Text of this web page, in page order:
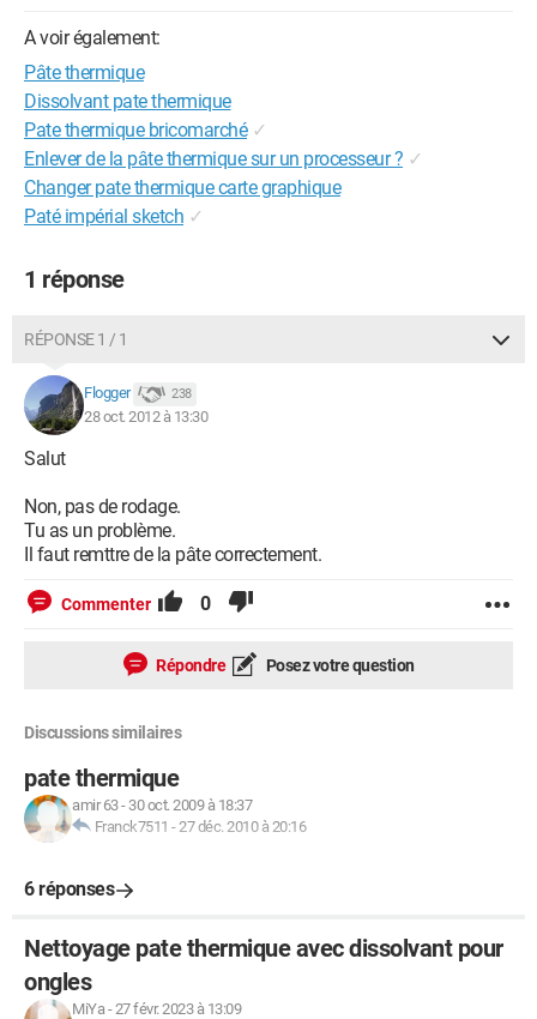
A voir également:
Pâte thermique
Dissolvant pate thermique
Pate thermique bricomarché ✓
Enlever de la pâte thermique sur un processeur ? ✓
Changer pate thermique carte graphique
Paté impérial sketch ✓
1 réponse
RÉPONSE 1 / 1
Flogger 238
28 oct. 2012 à 13:30
Salut
Non, pas de rodage.
Tu as un problème.
Il faut remttre de la pâte correctement.
Commenter 0
Répondre Posez votre question
Discussions similaires
pate thermique
amir 63- 30 oct. 2009 à 18:37
Franck7511 -27 déc. 2010 à 20:16
6 réponses
Nettoyage pate thermique avec dissolvant pour
ongles
MiYa-27 févr. 2023 à 13:09